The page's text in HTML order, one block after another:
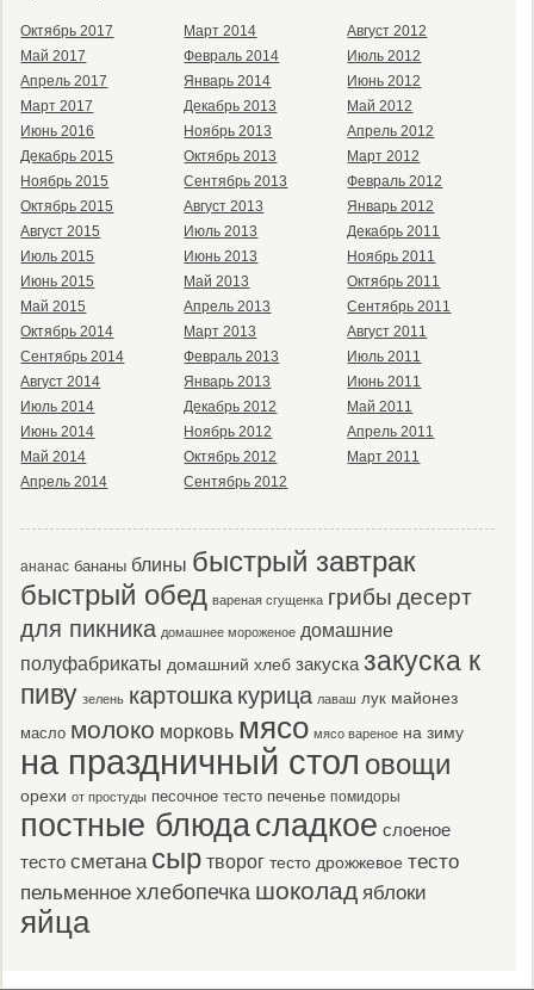
Октябрь 2017
Май 2017
Апрель 2017
Март 2017
Июнь 2016
Декабрь 2015
Ноябрь 2015
Октябрь 2015
Август 2015
Июль 2015
Июнь 2015
Май 2015
Октябрь 2014
Сентябрь 2014
Август 2014
Июль 2014
Июнь 2014
Май 2014
Апрель 2014
Март 2014
Февраль 2014
Январь 2014
Декабрь 2013
Ноябрь 2013
Октябрь 2013
Сентябрь 2013
Август 2013
Июль 2013
Июнь 2013
Май 2013
Апрель 2013
Март 2013
Февраль 2013
Январь 2013
Декабрь 2012
Ноябрь 2012
Октябрь 2012
Сентябрь 2012
Август 2012
Июль 2012
Июнь 2012
Май 2012
Апрель 2012
Март 2012
Февраль 2012
Январь 2012
Декабрь 2011
Ноябрь 2011
Октябрь 2011
Сентябрь 2011
Август 2011
Июль 2011
Июнь 2011
Май 2011
Апрель 2011
Март 2011
ананас бананы блины быстрый завтрак
быстрый обед вареная сгущенка грибы десерт
для пикника домашнее мороженое домашние
полуфабрикаты домашний хлеб закуска закуска к
пиву зелень картошка курица лаваш лук майонез
масло молоко морковь мясо мясо вареное на зиму
на праздничный стол овощи
орехи от простуды песочное тесто печенье помидоры
постные блюдасладкое слоеное
тесто сметана сыр творог тесто дрожжевое тесто
пельменное хлебопечка шоколад яблоки
яйца